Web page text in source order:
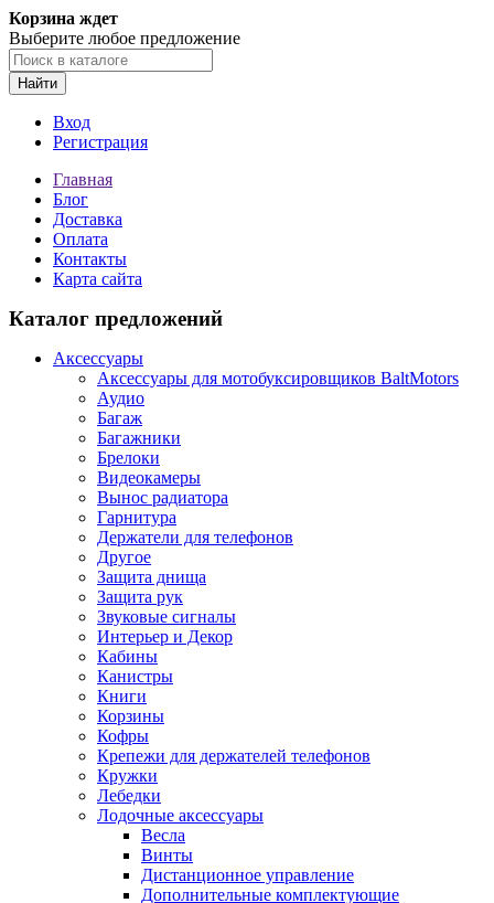
Корзина ждет
Выберите любое предложение
Найти
Вход
Регистрация
Главная
Блог
Доставка
Оплата
Контакты
Карта сайта
Каталог предложений
Аксессуары
Аксессуары для мотобуксировщиков BaltMotors
Аудио
Багаж
Багажники
Брелоки
Видеокамеры
Вынос радиатора
Гарнитура
Держатели для телефонов
Другое
Защита днища
Защита рук
Звуковые сигналы
Интерьер и Декор
Кабины
Канистры
Книги
Корзины
Кофры
Крепежи для держателей телефонов
Кружки
Лебедки
Лодочные аксессуары
Весла
Винты
Дистанционное управление
Дополнительные комплектующие